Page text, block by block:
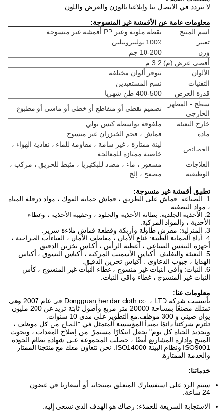
لا تتردد في الاتصال بنا وإبلاغنا بالوزن والعرض واللون.
معلومات عامة عن الأقمشة غير المنسوجة:
اسم المنتج
نقطة ملونة وعبر PP أقمشة غير منسوجة
تعبير
100٪ بوليبروبيلين
وزن
10-200 جم
أقصى عرض (م) 3.2 م
الألوان
تتوفر ألوان مختلفة
التقنيات
نسج المستعبدين
قدرة العرض
400-500 طن شهريا
سطح - المظهر
الخارجي
تصميم نقطي أو متقاطع أو خطي أو ماسي أو مطبوع
خارج التعبئة
ملفوفة بواسطة كيس بولي
مادة
قماش ، فحم الخيزران غير منسوج
الخصائص
لينة ممتازة ، غير سامة ، مقاومة للماء ، نفاذية الهواء ،
خاصية ممتازة للمعالجة
العلاجات
الوظيفية
مسعور ، ماء ، مضاد للبكتيريا ، مثبط للحريق ، مركب ،
مصفح ، إلخ
تطبيق أقمشة غير منسوجة:
1. الصناعة: قماش على الطريق ، قماش حماية البنوك ، مواد درفلة المياه
، مواد التصفية.
2. الأحذية الجلدية: بطانة الأحذية والجلود ، وحقيبة الأحذية ، وغطاء
الأحذية ، والمواد المركبة.
3. المنزلية: مفرش طاولة وأريكة وقطعة قماش ملاءة سرير.
4. أداة الحماية الطبية: قناع الأمان ، معاطف الأمان ، العباءات الجراحية ،
أجهزة التنفس الصناعي ، أغطية الرأس ، أكياس تخزين الدقيق.
5. التعبئة والتغليف: أكياس الأسمنت المركبة ، أكياس التسوق ، أكياس
الهدايا ، جيوب الدعاوى ، أكياس تخزين الدقيق.
6. النبات: واقي النبات غير منسوج ، غطاء النبات غير المنسوج ، كأس
النبات غير المنسوج ، غطاء واقي النبات.
معلومات عنا:
تأسست شركة Dongguan hendar cloth co. ، LTD في عام 2007 وهي
تمتلك مصنعًا بمساحة 20000 متر مربع وأصول ثابتة تزيد عن 200 مليون
يوان صيني و 300 موظف.مع التطوير على مدى 10 سنوات.
تلتزم شركتنا دائمًا بمبدأ المؤسسة المتمثل في "النجاح من كل موظف ،
وتجديد الحياة كل يوم".نجعل ابتكارًا مستمرًا من إصلاح المعدات ، وبحوث
المنتج وإدارة المشاريع.أيضًا ، حصلت المجموعة على شهادة نظام الجودة
ISO9001 ونظام البيئة ISO14000. نحن نتعاون معك مع منتجنا الممتاز
والخدمة الممتازة.
خدماتنا:
سيتم الرد على استفسارك المتعلق بمنتجاتنا أو أسعارنا في غضون
24 ساعة.
الاستجابة السريعة للعملاء: رضاك ​​هو الهدف الذي نسعى إليه.